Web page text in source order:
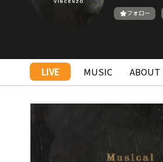
フォロー
LIVE MUSIC ABOUT